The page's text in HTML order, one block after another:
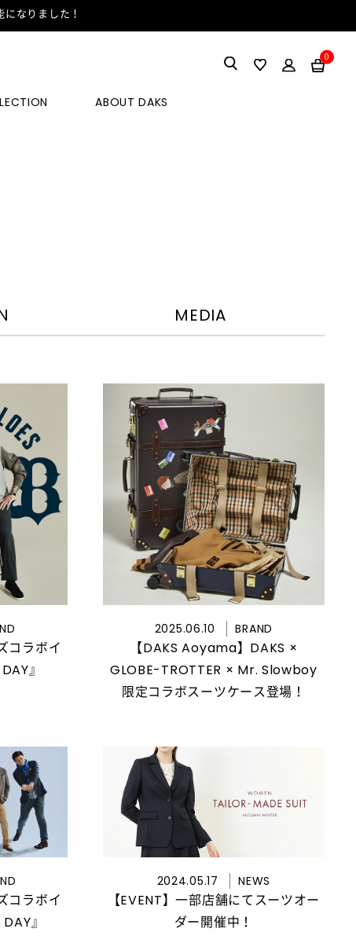
なりました！
0
ABOUT DAKS
MEDIA
コラボイ
』
2025.06.10 BRAND
【DAKS Aoyama】DAKS ×
GLOBE-TROTTER × Mr. Slowboy
限定コラボスーツケース登場！
コラボイ
』
2024.05.17 NEWS
【EVENT】一部店舗にてスーツオー
ダー開催中！